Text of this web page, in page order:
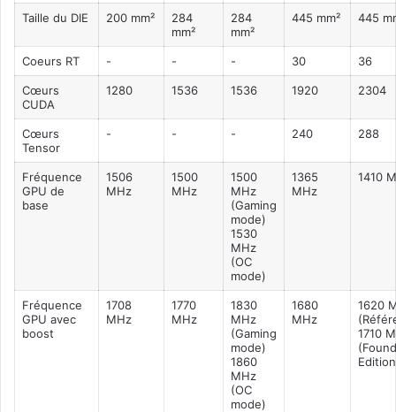
Taille du DIE 200 mm²
284
mm²
284
mm²
445 mm² 445
Coeurs RT - - - 30 36
Cœurs
CUDA
1280 1536 1536 1920 2304
Cœurs
Tensor
- - - 240 288
Fréquence
GPU de
base
1506
MHz
1500
MHz
1500
MHz
(Gaming
mode)
1530
MHz
(OC
mode)
1365
MHz
1410
Fréquence
GPU avec
boost
1708
MHz
1770
MHz
1830
MHz
(Gaming
mode)
1860
MHz
(OC
mode)
1680
MHz
1620
1710